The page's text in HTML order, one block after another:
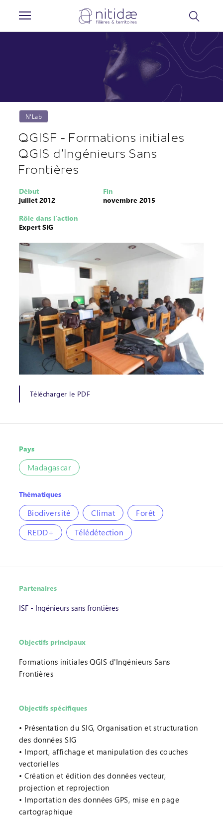
N'Lab
QGISF - Formations initiales
QGIS d'Ingénieurs Sans
Frontières
Début
juillet 2012
Fin
novembre 2015
Rôle dans l'action
Expert SIG
Télécharger le PDF
Pays
Madagascar
Thématiques
Biodiversité Climat
Forêt
REDD+
Télédétection
Partenaires
ISF - Ingénieurs sans frontières
Objectifs principaux
Formations initiales QGIS d'Ingénieurs Sans
Frontières
Objectifs spécifiques
Présentation du SIG, Organisation et structuration
des données SIG
Import, affichage et manipulation des couches
vectorielles
Création et édition des données vecteur,
projection et reprojection
Importation des données GPS, mise en page
cartographique
Panneau de gestion des cookies